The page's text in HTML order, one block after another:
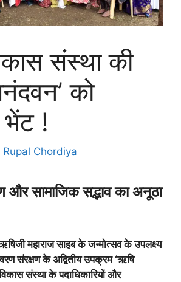
संस्था की
को
भेंट !
Rupal Chordiya
और सामाजिक सद्भाव का अनूठा
महाराज साहब के जन्मोत्सव के उपलक्ष्य
संरक्षण के अद्वितीय उपक्रम ‘ऋषि
संस्था के पदाधिकारियों और